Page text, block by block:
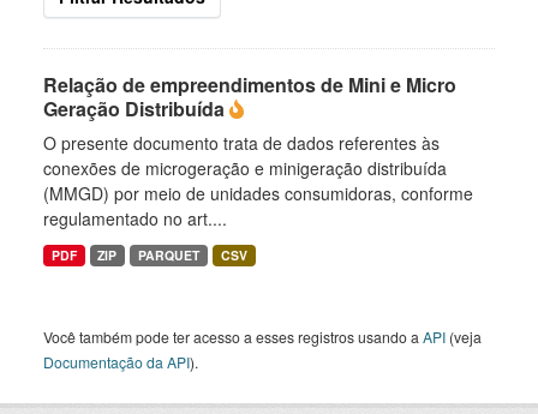
Relação de empreendimentos de Mini e Micro
Geração Distribuída
O presente documento trata de dados referentes às
conexões de microgeração e minigeração distribuída
(MMGD) por meio de unidades consumidoras, conforme
regulamentado no art....
PDF ZIP PARQUET CSV
Você também pode ter acesso a esses registros usando a API (veja
Documentação da API).